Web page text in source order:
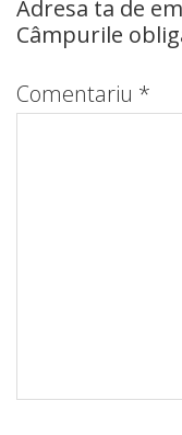
Adresa ta de
Câmpurile
Comentariu *